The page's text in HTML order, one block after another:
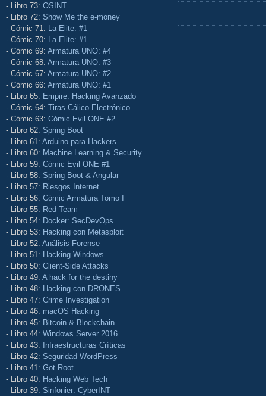
- Libro 73: OSINT
- Libro 72: Show Me the e-money
- Cómic 71: La Elite: #1
- Cómic 70: La Elite: #1
- Cómic 69: Armatura UNO: #4
- Cómic 68: Armatura UNO: #3
- Cómic 67: Armatura UNO: #2
- Cómic 66: Armatura UNO: #1
- Libro 65: Empire: Hacking Avanzado
- Cómic 64: Tiras Cálico Electrónico
- Cómic 63: Cómic Evil ONE #2
- Libro 62: Spring Boot
- Libro 61: Arduino para Hackers
- Libro 60: Machine Learning & Security
- Libro 59: Cómic Evil ONE #1
- Libro 58: Spring Boot & Angular
- Libro 57: Riesgos Internet
- Libro 56: Cómic Armatura Tomo I
- Libro 55: Red Team
- Libro 54: Docker: SecDevOps
- Libro 53: Hacking con Metasploit
- Libro 52: Análisis Forense
- Libro 51: Hacking Windows
- Libro 50: Client-Side Attacks
- Libro 49: A hack for the destiny
- Libro 48: Hacking con DRONES
- Libro 47: Crime Investigation
- Libro 46: macOS Hacking
- Libro 45: Bitcoin & Blockchain
- Libro 44: Windows Server 2016
- Libro 43: Infraestructuras Críticas
- Libro 42: Seguridad WordPress
- Libro 41: Got Root
- Libro 40: Hacking Web Tech
- Libro 39: Sinfonier: CyberINT